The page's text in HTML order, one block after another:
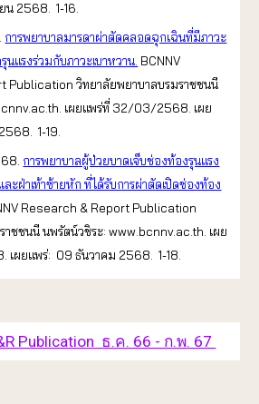
น 2568. 1-16.
การพยาบาลมารดาผ่าตัดคลอดฉุกเฉินที่มีภาวะ
แรงร่วมกับภาวะเบาหวาน. BCNNV
Publication วิทยาลัยพยาบาลบรมราชชนนี
เผยแพร่ที่ 32/03/2568. เผย
1-19.
การพยาบาลผู้ป่วยบาดเจ็บช่องท้องรุนแรง
ะฝ่าเท้าซ้ายหัก ที่ได้รับการผ่าตัดเปิดช่องท้อง
Research & Report Publication
าชชนนี นพรัตน์วชิระ: www.bcnnv.ac.th. เผย
ผยแพร่: 09 ธันวาคม 2568. 1-18.
Publication ธ.ค. 66 - ก.พ. 67